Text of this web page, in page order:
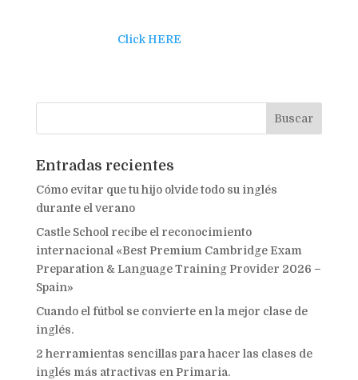
Click HERE
Entradas recientes
Cómo evitar que tu hijo olvide todo su inglés
durante el verano
Castle School recibe el reconocimiento
internacional «Best Premium Cambridge Exam
Preparation & Language Training Provider 2026 –
Spain»
Cuando el fútbol se convierte en la mejor clase de
inglés.
2 herramientas sencillas para hacer las clases de
inglés más atractivas en Primaria.